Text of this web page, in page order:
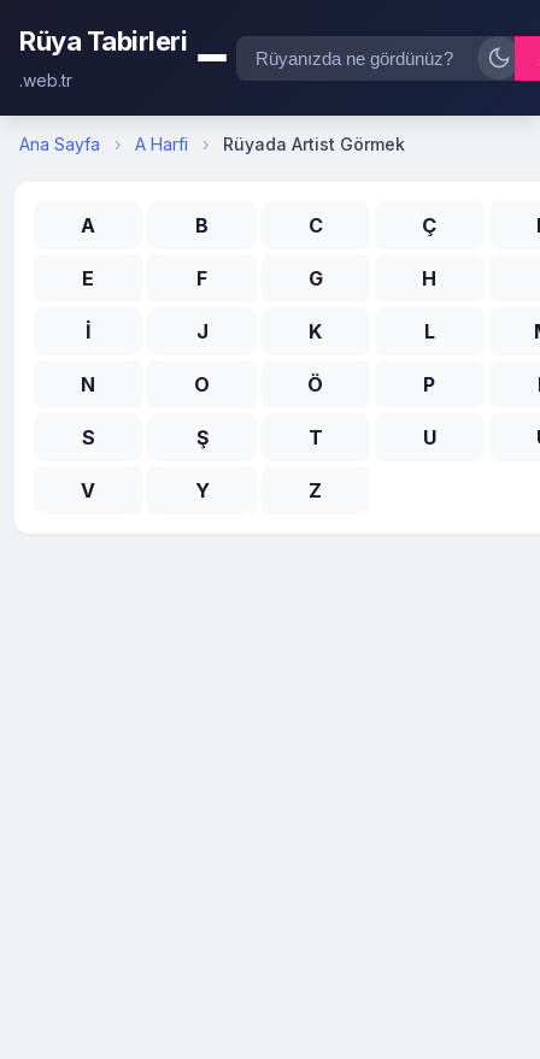
Rüya Tabirleri
.web.tr
Ana Sayfa › A Harfi › Rüyada Artist Görmek
A B C Ç
E F G H
İ J K L
N O Ö P
S Ş T U
V Y Z